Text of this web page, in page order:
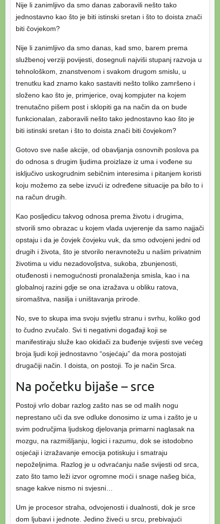
Nije li zanimljivo da smo danas zaboravili nešto tako
jednostavno kao što je biti istinski sretan i što to doista znači
biti čovjekom?
Nije li zanimljivo da smo danas, kad smo, barem prema
službenoj verziji povijesti, dosegnuli najviši stupanj razvoja u
tehnološkom, znanstvenom i svakom drugom smislu, u
trenutku kad znamo kako sastaviti nešto toliko zamršeno i
složeno kao što je, primjerice, ovaj kompjuter na kojem
trenutačno pišem post i sklopiti ga na način da on bude
funkcionalan, zaboravili nešto tako jednostavno kao što je
biti istinski sretan i što to doista znači biti čovjekom?
Gotovo sve naše akcije, od obavljanja osnovnih poslova pa
do odnosa s drugim ljudima proizlaze iz uma i vođene su
isključivo uskogrudnim sebičnim interesima i pitanjem koristi
koju možemo za sebe izvući iz određene situacije pa bilo to i
na račun drugih.
Kao posljedicu takvog odnosa prema životu i drugima,
stvorili smo obrazac u kojem vlada uvjerenje da samo najjači
opstaju i da je čovjek čovjeku vuk, da smo odvojeni jedni od
drugih i života, što je stvorilo neravnotežu u našim privatnim
životima u vidu nezadovoljstva, sukoba, zbunjenosti,
otuđenosti i nemogućnosti pronalaženja smisla, kao i na
globalnoj razini gdje se ona izražava u obliku ratova,
siromaštva, nasilja i uništavanja prirode.
No, sve to skupa ima svoju svjetlu stranu i svrhu, koliko god
to čudno zvučalo. Svi ti negativni događaji koji se
manifestiraju služe kao okidači za buđenje svijesti sve većeg
broja ljudi koji jednostavno “osjećaju” da mora postojati
drugačiji način. I doista, on postoji. To je način Srca.
Na početku bijaše – srce
Postoji vrlo dobar razlog zašto nas se od malih nogu
neprestano uči da sve odluke donosimo iz uma i zašto je u
svim područjima ljudskog djelovanja primarni naglasak na
mozgu, na razmišljanju, logici i razumu, dok se istodobno
osjećaji i izražavanje emocija potiskuju i smatraju
nepoželjnima. Razlog je u odvraćanju naše svijesti od srca,
zato što tamo leži izvor ogromne moći i snage našeg bića,
snage kakve nismo ni svjesni…
Um je procesor straha, odvojenosti i dualnosti, dok je srce
dom ljubavi i jednote. Jedino živeći u srcu, prebivajući